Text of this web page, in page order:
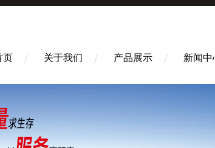
页 关于我们 产品展示 新闻中